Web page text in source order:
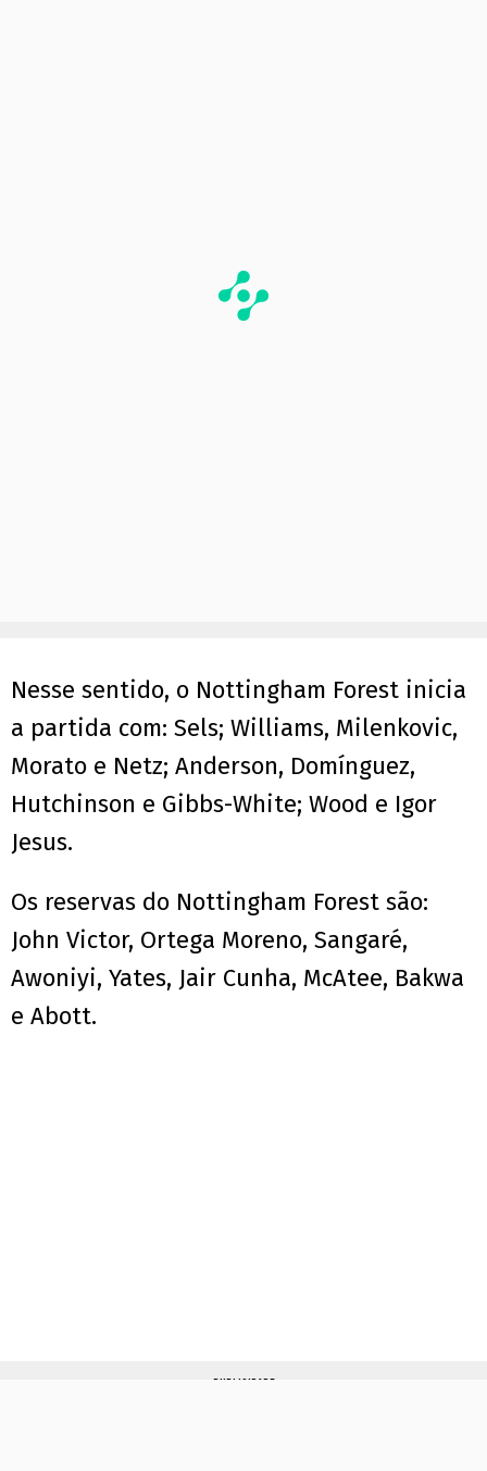
Nesse sentido, o Nottingham Forest inicia
a partida com: Sels; Williams, Milenkovic,
Morato e Netz; Anderson, Domínguez,
Hutchinson e Gibbs-White; Wood e Igor
Jesus.
Os reservas do Nottingham Forest são:
John Victor, Ortega Moreno, Sangaré,
Awoniyi, Yates, Jair Cunha, McAtee, Bakwa
e Abott.
PUBLICIDADE